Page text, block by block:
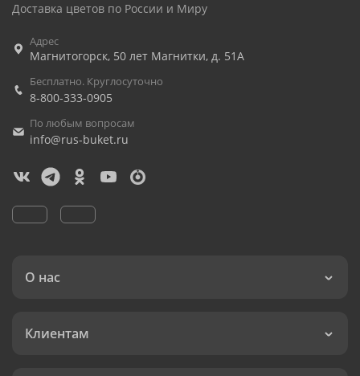
Доставка цветов по России и Миру
Адрес
Магнитогорск, 50 лет Магнитки, д. 51А
Бесплатно. Круглосуточно
8-800-333-0905
По любым вопросам
info@rus-buket.ru
О нас
Клиентам